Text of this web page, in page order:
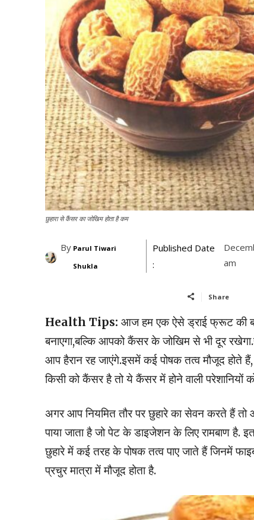
छुहारा से कैंसर का जोखिम होता है कम
By Parul Tiwari
Shukla
Published Date
:
am
Share
Health Tips: आज हम एक ऐसे ड्राई फ्रूट की
बनाएगा,बल्कि आपको कैंसर के जोखिम से भी दूर
आप हैरान रह जाएंगे.इसमें कई पोषक तत्व मौजूद होते
किसी को कैंसर है तो ये कैंसर में होने वाली
अगर आप नियमित तौर पर छुहारे का सेवन करते हैं तो
पाया जाता है जो पेट के डाइजेशन के लिए रामबाण है.
छुहारे में कई तरह के पोषक तत्व पाए जाते हैं जिनमें
प्रचुर मात्रा में मौजूद होता है.